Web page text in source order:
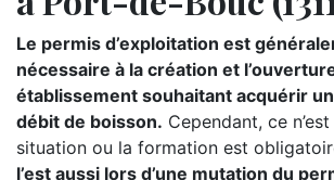
Le permis d’exploitation est
nécessaire à la création et
établissement souhaitant acquérir
débit de boisson. Cependant, ce
situation ou la formation est
l’est aussi lors d’une mutation du